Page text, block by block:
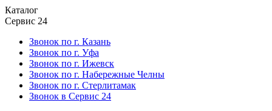
Каталог
Сервис 24
Звонок по г. Казань
Звонок по г. Уфа
Звонок по г. Ижевск
Звонок по г. Набережные Челны
Звонок по г. Стерлитамак
Звонок в Сервис 24